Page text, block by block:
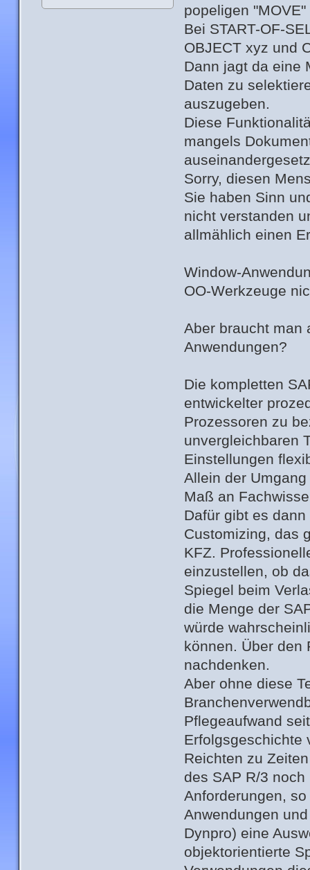
popeligen
Bei START-OF-
OBJECT xyz und
Dann jagt da eine
Daten zu
auszugeben.
Diese
mangels
Sorry, diesen
Sie haben Sinn
nicht verstanden
allmählich einen
Window-
OO-Werkzeuge
Aber braucht man
Anwendungen?
Die kompletten
entwickelter
Prozessoren zu
unvergleichbaren
Einstellungen
Allein der
Maß an
Dafür gibt es
Customizing, das
KFZ.
einzustellen, ob
Spiegel beim
die Menge der
würde
können. Über den
nachdenken.
Aber ohne diese
Pflegeaufwand
Erfolgsgeschichte
Reichten zu
des SAP R/3
Anforderungen,
Anwendungen
Dynpro) eine
objektorientierte